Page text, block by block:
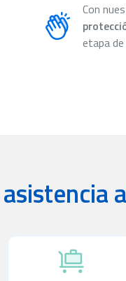
Con
etapa